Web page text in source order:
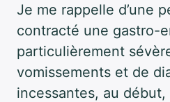
Je me rappelle d’une
contracté une gastro-
particulièrement
vomissements et de
incessantes, au